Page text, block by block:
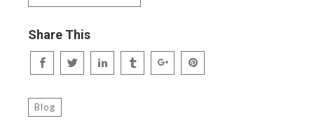
Share This
Blog